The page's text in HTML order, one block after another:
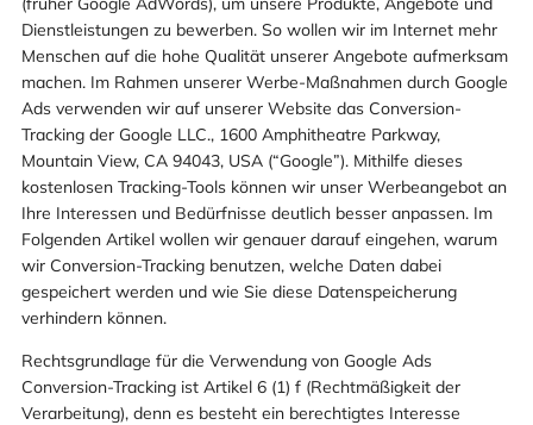
Dienstleistungen zu bewerben. So wollen wir im Internet mehr
Menschen auf die hohe Qualität unserer Angebote aufmerksam
machen. Im Rahmen unserer Werbe-Maßnahmen durch Google
Ads verwenden wir auf unserer Website das Conversion-
Tracking der Google LLC., 1600 Amphitheatre Parkway,
Mountain View, CA 94043, USA (“Google”). Mithilfe dieses
kostenlosen Tracking-Tools können wir unser Werbeangebot an
Ihre Interessen und Bedürfnisse deutlich besser anpassen. Im
Folgenden Artikel wollen wir genauer darauf eingehen, warum
wir Conversion-Tracking benutzen, welche Daten dabei
gespeichert werden und wie Sie diese Datenspeicherung
verhindern können.
Rechtsgrundlage für die Verwendung von Google Ads
Conversion-Tracking ist Artikel 6 (1) f (Rechtmäßigkeit der
Verarbeitung), denn es besteht ein berechtigtes Interesse